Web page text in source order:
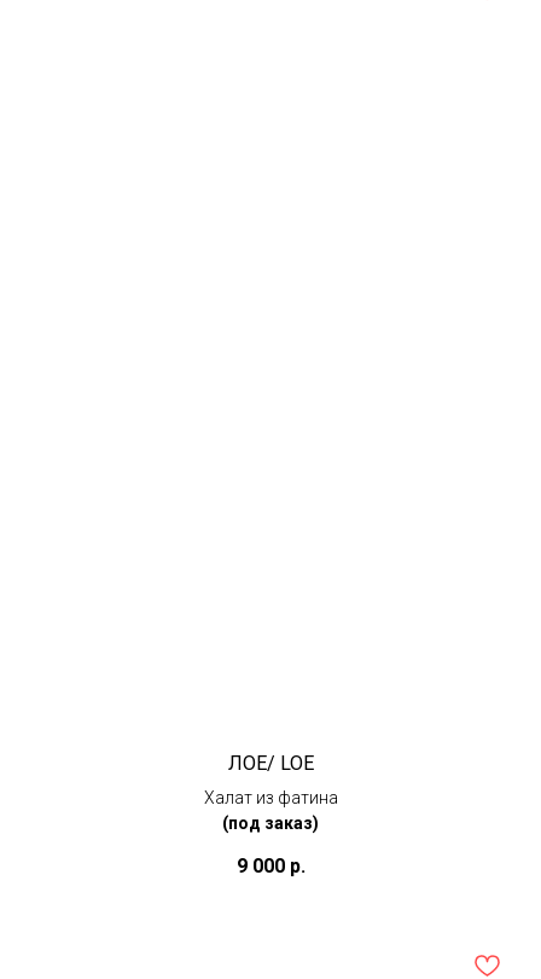
ЛОЕ/ LOE
Халат из фатина
(под заказ)
9 000 р.